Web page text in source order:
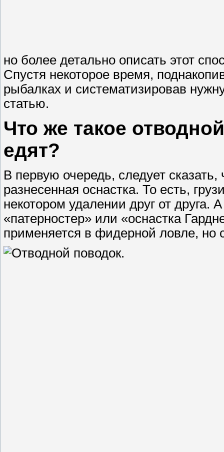
но более детально описать этот
Спустя некоторое время,
рыбалках и систематизировав
статью.
Что же такое
едят?
В первую очередь, следует сказать,
разнесенная оснастка. То есть,
некотором удалении друг от
«патерностер» или «оснастка
применяется в фидерной ловле, но